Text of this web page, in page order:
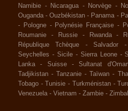
Namibie - Nicaragua - Norvège -
Ouganda -Ouzbékistan - Panama -
-
Pologne - Polynésie Française -
Roumanie
- Russie - Rwanda -
République Tchèque
- Salvador
Seychelles - Sicile - Sierra Leone -
Lanka
- Suisse - Sultanat
Tadjikistan -Tanzanie -Taïwan -
Tobago -Tunisie - Turkménistan -
Venezuela - Vietnam - Zambie -